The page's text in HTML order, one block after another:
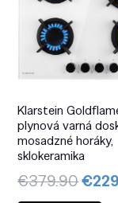
Klarstein
plynová varná
mosadzné horáky,
sklokeramika
€379.90€